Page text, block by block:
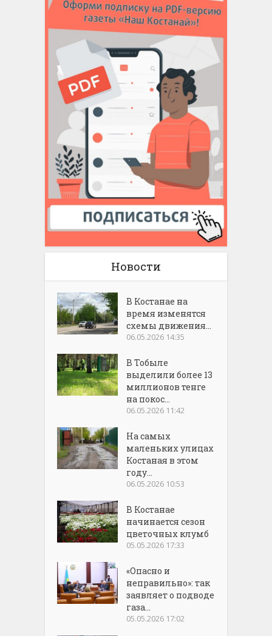
Новости
В Костанае на
время изменятся
схемы движения...
06.05.2026 14:35
В Тобыле
выделили более 13
миллионов тенге
на покос...
06.05.2026 11:42
На самых
маленьких улицах
Костаная в этом
году...
06.05.2026 10:53
В Костанае
начинается сезон
цветочных клумб
05.05.2026 17:33
«Опасно и
неправильно»: так
заявляет о подводе
газа...
05.05.2026 17:02